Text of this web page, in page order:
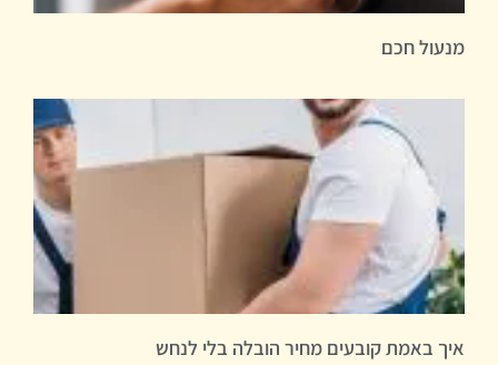
מנעול חכם
איך באמת קובעים מחיר הובלה בלי לנחש